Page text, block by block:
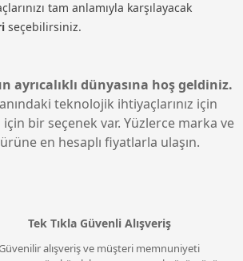
tam anlamıyla karşılayacak
seçebilirsiniz.
ayrıcalıklı dünyasına hoş geldiniz.
teknolojik ihtiyaçlarınız için
için bir seçenek var. Yüzlerce marka ve
en hesaplı fiyatlarla ulaşın.
Tek Tıkla Güvenli Alışveriş
alışveriş ve müşteri memnuniyeti